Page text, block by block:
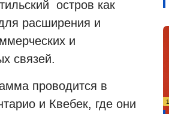
остров как
расширения и
и
связей.
проводится в
и Квебек, где они